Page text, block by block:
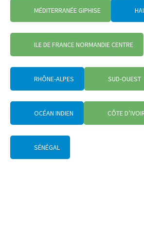
MÉDITERRANÉE GIPHISE
ILE DE FRANCE NORMANDIE CENTRE
RHÔNE-ALPES SUD-OUEST
OCÉAN INDIEN CÔTE
SÉNÉGAL